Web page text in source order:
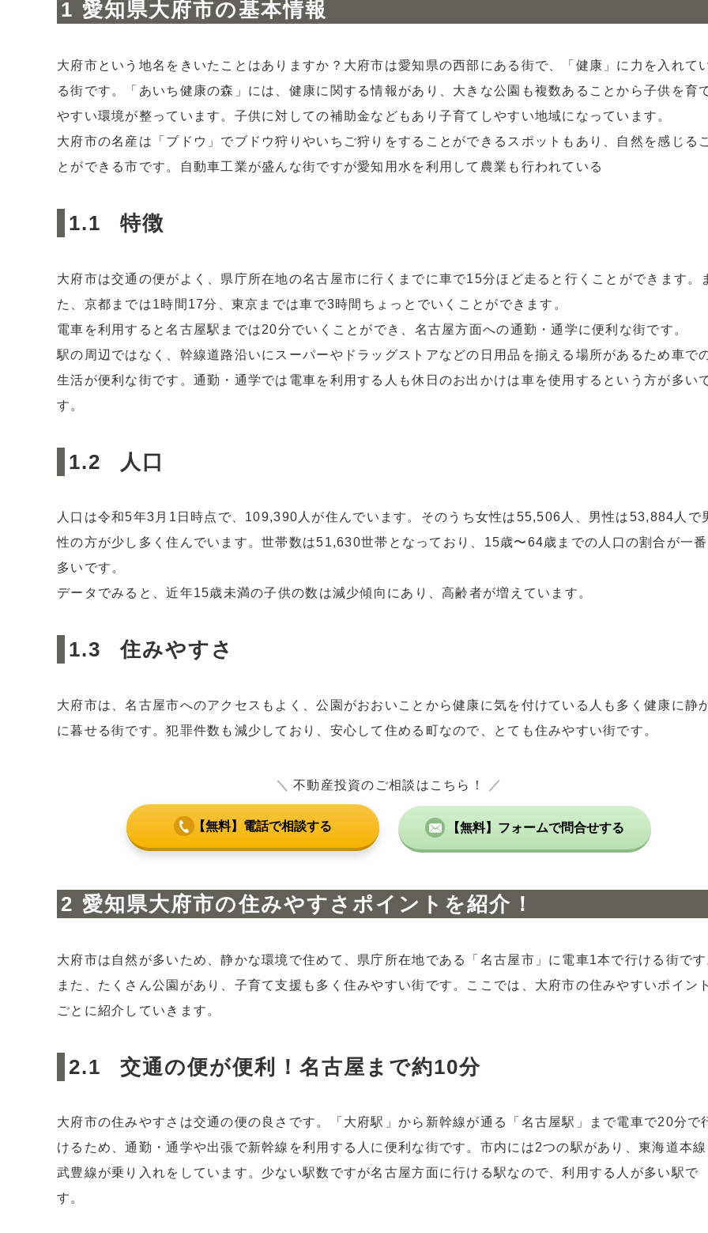
2.3お買い物も便利！日常生活に困ることはない
3愛知県大府市の平均年収と年間支出金額
3.1大府市に住む人の平均年収
3.2大府市で一人暮らしをする人の年間支出
3.3大府市で2人以上で暮す人の年間支出
4愛知県大府市の平均家賃はどれくらい？
5.1大府市の人口の変化
5.3大府市の土地価格が一番高いエリア
6まとめ
愛知県大府市の基本情報
大府市という地名をきいたことはありますか？大府市は愛知県の西部にある街で、「健康」に力を入れて
る街です。「あいち健康の森」には、健康に関する情報があり、大きな公園も複数あることから子供を育
やすい環境が整っています。子供に対しての補助金などもあり子育てしやすい地域になっています。
大府市の名産は「ブドウ」でブドウ狩りやいちご狩りをすることができるスポットもあり、自然を感じるこ
とができる市です。自動車工業が盛んな街ですが愛知用水を利用して農業も行われている
特徴
大府市は交通の便がよく、県庁所在地の名古屋市に行くまでに車で15分ほど走ると行くことができます。
た、京都までは1時間17分、東京までは車で3時間ちょっとでいくことができます。
電車を利用すると名古屋駅までは20分でいくことができ、名古屋方面への通勤・通学に便利な街です。
駅の周辺ではなく、幹線道路沿いにスーパーやドラッグストアなどの日用品を揃える場所があるため車で
生活が便利な街です。通勤・通学では電車を利用する人も休日のお出かけは車を使用するという方が多い
す。
人口
人口は令和5年3月1日時点で、109,390人が住んでいます。そのうち女性は55,506人、男性は53,884人で
性の方が少し多く住んでいます。世帯数は51,630世帯となっており、15歳〜64歳までの人口の割合が一番
多いです。
データでみると、近年15歳未満の子供の数は減少傾向にあり、高齢者が増えています。
住みやすさ
大府市は、名古屋市へのアクセスもよく、公園がおおいことから健康に気を付けている人も多く健康に静
に暮せる街です。犯罪件数も減少しており、安心して住める町なので、とても住みやすい街です。
＼ 不動産投資のご相談はこちら！ ／
【無料】電話で相談する 【無料】フォームで問合せする
愛知県大府市の住みやすさポイントを紹介！
大府市は自然が多いため、静かな環境で住めて、県庁所在地である「名古屋市」に電車1本で行ける街です
また、たくさん公園があり、子育て支援も多く住みやすい街です。ここでは、大府市の住みやすいポイント
ごとに紹介していきます。
交通の便が便利！名古屋まで約10分
大府市の住みやすさは交通の便の良さです。「大府駅」から新幹線が通る「名古屋駅」まで電車で20分で
けるため、通勤・通学や出張で新幹線を利用する人に便利な街です。市内には2つの駅があり、東海道本線
武豊線が乗り入れをしています。少ない駅数ですが名古屋方面に行ける駅なので、利用する人が多い駅で
す。